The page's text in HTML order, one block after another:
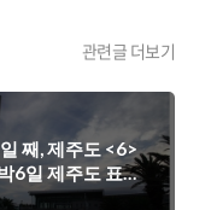
관련글 더보기
째, 제주도 <6>
6일 제주도 표류
기.